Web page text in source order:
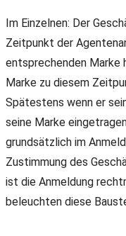
Im Einzelnen: Der
Zeitpunkt der
entsprechenden Marke
Marke zu diesem
Spätestens wenn er
seine Marke
grundsätzlich im
Zustimmung des
ist die Anmeldung
beleuchten diese